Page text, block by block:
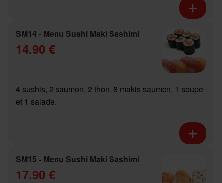
SM14 - Menu Sushi Maki Sashimi
14.90 €
4 sushis, 2 saumon, 2 thon, 8 makis saumon, 1 soupe
et 1 salade.
SM15 - Menu Sushi Maki Sashimi
17.90 €